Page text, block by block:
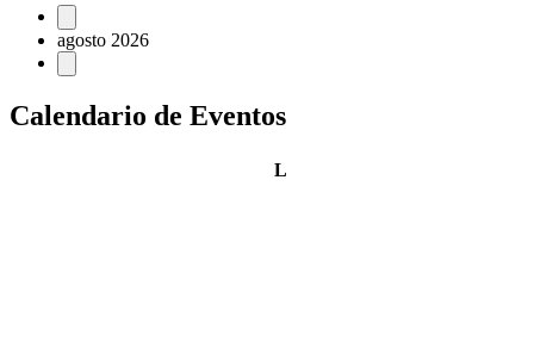
Eventos
agosto 2026
Calendario de Eventos
Llunes